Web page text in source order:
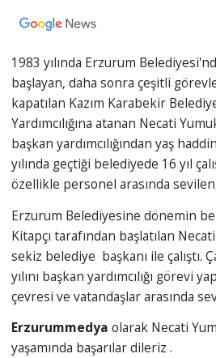
1983 yılında Erzurum
başlayan, daha sonra çeşitli
kapatılan Kazım Karabekir
Yardımcılığına atanan Necati
başkan yardımcılığından yaş
yılında geçtiği belediyede 16 yıl
özellikle personel arasında
Erzurum Belediyesine dönemin
Kitapçı tarafından başlatılan
sekiz belediye başkanı ile çalıştı.
yılını başkan yardımcılığı görevi
çevresi ve vatandaşlar arasında
Erzurummedya olarak Necati
yaşamında başarılar dileriz .